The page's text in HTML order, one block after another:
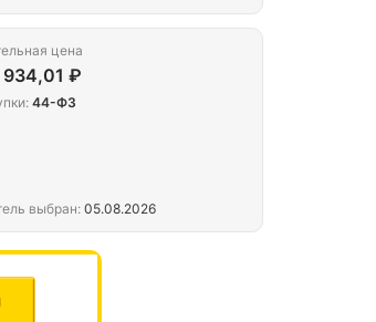
цена
934,01 ₽
44-ФЗ
выбран: 05.08.2026